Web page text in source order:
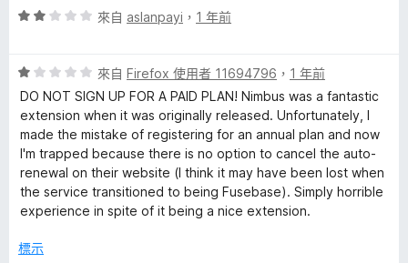
r
e
:
S
c
r
評
分
，
滿
分
5
分
來自 aslanpayi ， 1 年前
評
價
1
分
，
滿
分
5
來自 Firefox 使用者 11694796 ， 1 年前
DO NOT SIGN UP FOR A PAID PLAN! Nimbus was a fantastic
extension when it was originally released. Unfortunately, I
made the mistake of registering for an annual plan and now
I'm trapped because there is no option to cancel the auto-
renewal on their website (I think it may have been lost when
the service transitioned to being Fusebase). Simply horrible
experience in spite of it being a nice extension.
標示